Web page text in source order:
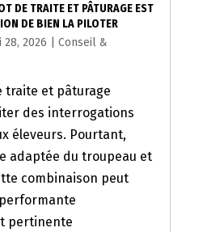
DE TRAITE ET PÂTURAGE EST
DE BIEN LA PILOTER
28, 2026
Conseil &
traite et pâturage
des interrogations
éleveurs. Pourtant,
adaptée du troupeau et
combinaison peut
pertinente